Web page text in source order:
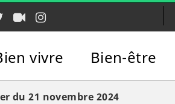
Lien
vers
le
compte
Twitter
Lien
vers
chaîne
Youtube
vers
compte
Instagram
vivre Bien-être
du 21 novembre 2024